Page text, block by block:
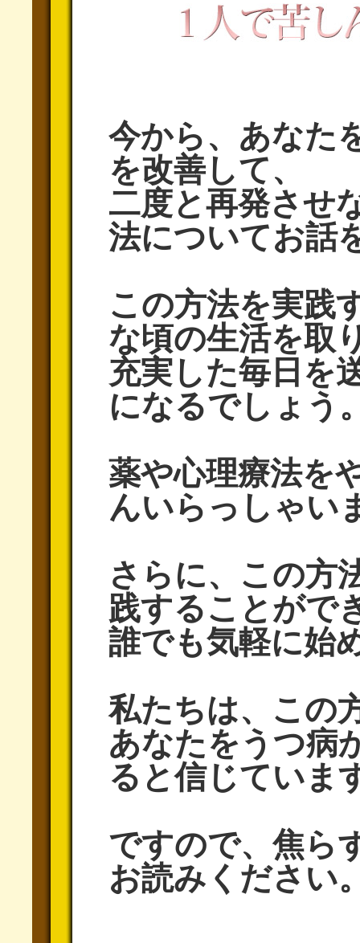
今から、あなた
を改善して、
二度と再発させ
法についてお話
この方法を実践
な頃の生活を取
充実した毎日を
になるでしょう
薬や心理療法を
んいらっしゃい
さらに、この方
践することがで
誰でも気軽に始
私たちは、この
あなたをうつ病
ると信じていま
ですので、焦ら
お読みください